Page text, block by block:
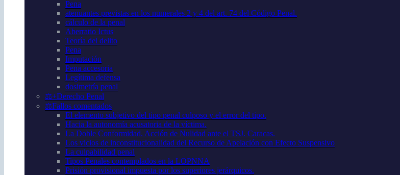
Pena
atenuantes previstas en los numerales 2 y 4 del art. 74 del Código Penal.
cálculo de la penal
Aberratio Ictus
Teoría del delito
Pena
Imputación
Pena accesoria
Legítima defensa
dosimetría penal
⚖️+Derecho Penal
⚖️Fallos comentados
El elemento subjetivo del tipo penal culposo y el error del tipo.
Hacia la autonomía acusatoria de la víctima.
La Doble Conformidad. Acción de Nulidad ante el TSJ. Caracas.
Los vicios de inconstitucionalidad del Recurso de Apelación con Efecto Suspensivo
La culpabilidad penal
Tipos Penales contemplados en la LOPNNA
Prisión provisional impuesta por los superiores jerárquicos.